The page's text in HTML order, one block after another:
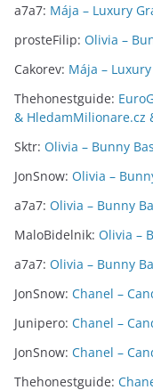
a7a7: Mája – Luxury
prosteFilip: Olivia –
Cakorev: Mája –
Thehonestguide:
& HledamMilionare.cz
Sktr: Olivia – Bunny
JonSnow: Olivia –
a7a7: Olivia – Bunny
MaloBidelnik: Olivia –
a7a7: Olivia – Bunny
JonSnow: Chanel –
Junipero: Chanel –
JonSnow: Chanel –
Thehonestguide: